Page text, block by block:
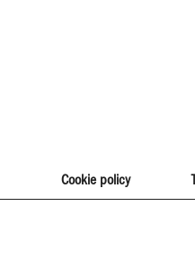
Cookie policy